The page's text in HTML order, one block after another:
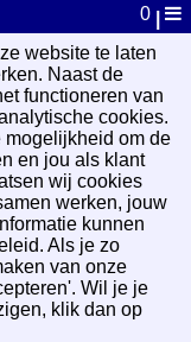
website te laten
Naast de
functioneren van
cookies.
mogelijkheid om de
en jou als klant
wij cookies
werken, jouw
kunnen
Als je zo
van onze
Wil je je
klik dan op
0